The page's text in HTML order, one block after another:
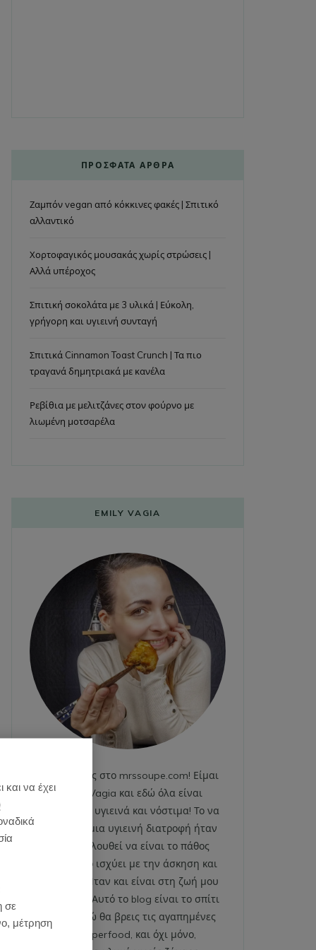
ΠΡΌΣΦΑΤΑ ΆΡΘΡΑ
Ζαμπόν vegan από κόκκινες φακές | Σπιτικό
αλλαντικό
Χορτοφαγικός μουσακάς χωρίς στρώσεις |
Αλλά υπέροχος
Σπιτική σοκολάτα με 3 υλικά | Εύκολη,
γρήγορη και υγιεινή συνταγή
Σπιτικά Cinnamon Toast Crunch | Τα πιο
τραγανά δημητριακά με κανέλα
Ρεβίθια με μελιτζάνες στον φούρνο με
λιωμένη μοτσαρέλα
EMILY VAGIA
Καλωσήρθες στο mrssoupe.com! Είμαι
η Emily Vagia και εδώ όλα είναι
χαρούμενα, υγιεινά και νόστιμα! Το να
ακολουθώ μια υγιεινή διατροφή ήταν
και εξακολουθεί να είναι το πάθος
μου. Το ίδιο ισχύει με την άσκηση και
το fitness. Ήταν και είναι στη ζωή μου
από πάντα. Αυτό το blog είναι το σπίτι
μου και εδώ θα βρεις τις αγαπημένες
μου superfood, και όχι μόνο,
να έχει
σε
μέτρηση